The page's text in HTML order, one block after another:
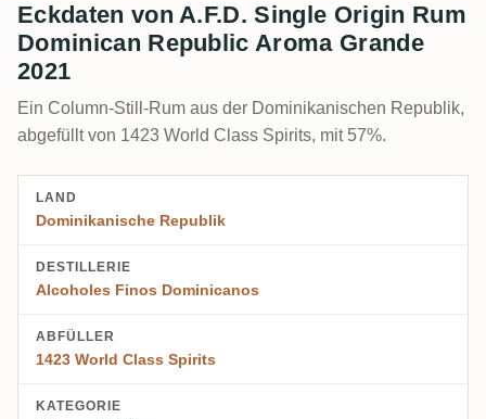
Eckdaten von A.F.D. Single Origin Rum
Dominican Republic Aroma Grande
2021
Ein Column-Still-Rum aus der Dominikanischen Republik,
abgefüllt von 1423 World Class Spirits, mit 57%.
LAND
Dominikanische Republik
DESTILLERIE
Alcoholes Finos Dominicanos
ABFÜLLER
1423 World Class Spirits
KATEGORIE